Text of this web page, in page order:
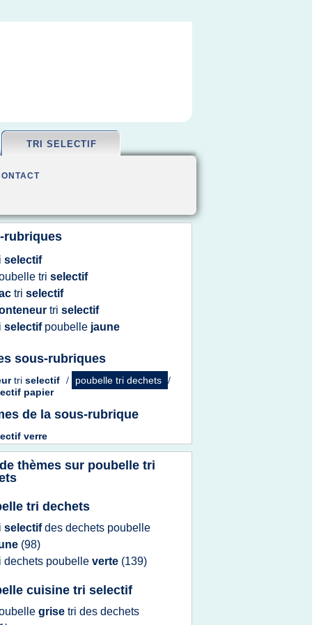
TRI SELECTIF
rubriques
selectif
tri selectif
tri selectif
tri selectif
selectif poubelle jaune
sous-rubriques
tri selectif / poubelle tri dechets /
papier
de la sous-rubrique
verre
thèmes sur poubelle tri
tri dechets
selectifdes dechets poubelle
(98)
dechets poubelle verte (139)
cuisine tri selectif
grise tri des dechets